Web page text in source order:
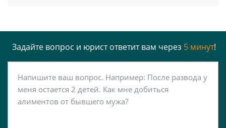
Задайте вопрос и юрист ответит вам через 5 минут!